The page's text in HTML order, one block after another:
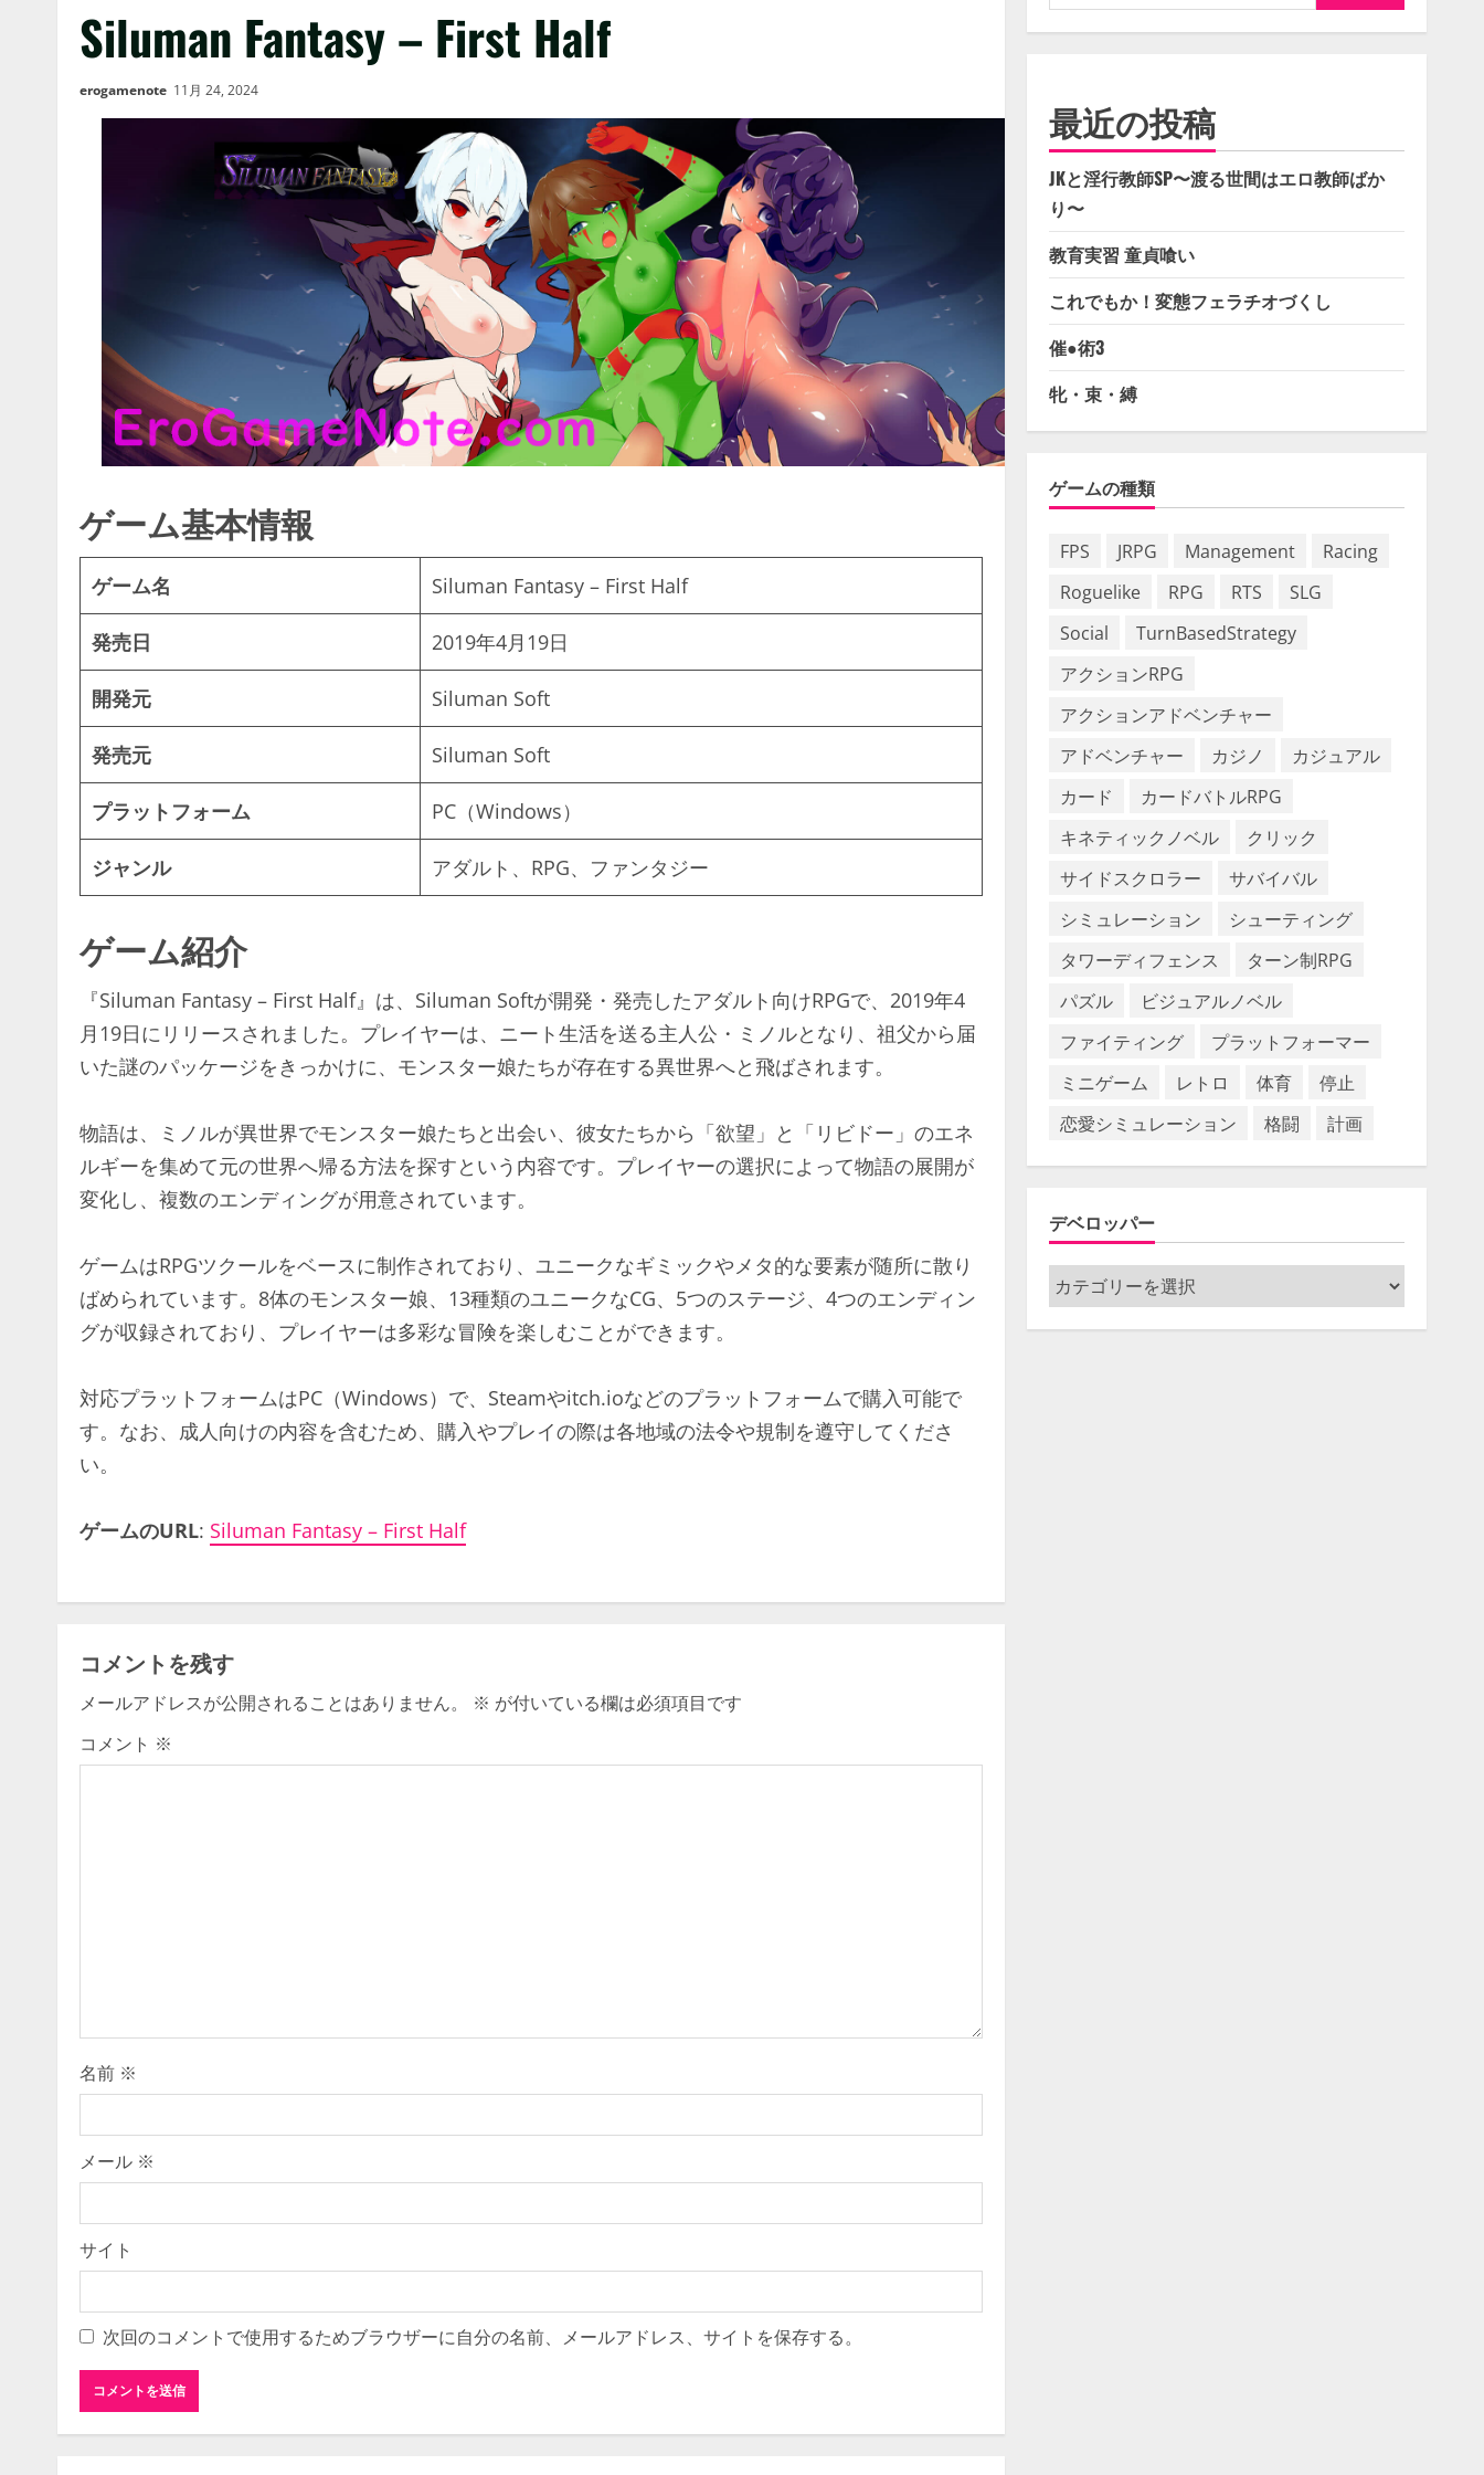
Siluman Fantasy – First Half
erogamenote 11月 24, 2024
ゲーム基本情報
ゲーム名 Siluman Fantasy – First Half
発売日 2019年4月19日
開発元 Siluman Soft
発売元 Siluman Soft
プラットフォーム PC（Windows）
ジャンル アダルト、RPG、ファンタジー
ゲーム紹介
『Siluman Fantasy – First Half』は、Siluman Softが開発・発売したアダルト向けRPGで、2019年4
月19日にリリースされました。プレイヤーは、ニート生活を送る主人公・ミノルとなり、祖父から届
いた謎のパッケージをきっかけに、モンスター娘たちが存在する異世界へと飛ばされます。​
物語は、ミノルが異世界でモンスター娘たちと出会い、彼女たちから「欲望」と「リビドー」のエネ
ルギーを集めて元の世界へ帰る方法を探すという内容です。プレイヤーの選択によって物語の展開が
変化し、複数のエンディングが用意されています。​
ゲームはRPGツクールをベースに制作されており、ユニークなギミックやメタ的な要素が随所に散り
ばめられています。8体のモンスター娘、13種類のユニークなCG、5つのステージ、4つのエンディン
グが収録されており、プレイヤーは多彩な冒険を楽しむことができます。​
対応プラットフォームはPC（Windows）で、Steamやitch.ioなどのプラットフォームで購入可能で
す。なお、成人向けの内容を含むため、購入やプレイの際は各地域の法令や規制を遵守してくださ
い。​
ゲームのURL: Siluman Fantasy – First Half
コメントを残す
メールアドレスが公開されることはありません。 ※ が付いている欄は必須項目です
コメント ※
名前 ※
メール ※
サイト
次回のコメントで使用するためブラウザーに自分の名前、メールアドレス、サイトを保存する。
索:
最近の投稿
JKと淫行教師SP〜渡る世間はエロ教師ばか
り〜
教育実習 童貞喰い
これでもか！変態フェラチオづくし
催●術3
牝・束・縛
ゲームの種類
FPS JRPG Management
Racing
Roguelike
RPG RTS
SLG
Social
TurnBasedStrategy
アクションRPG
アクションアドベンチャー
アドベンチャー
カジノ
カジュアル
カード
カードバトルRPG
キネティックノベル
クリック
サイドスクロラー
サバイバル
シミュレーション
シューティング
タワーディフェンス
ターン制RPG
パズル
ビジュアルノベル
ファイティング
プラットフォーマー
ミニゲーム
レトロ 体育
停止
恋愛シミュレーション
格闘 計画
デベロッパー
デ
ベ